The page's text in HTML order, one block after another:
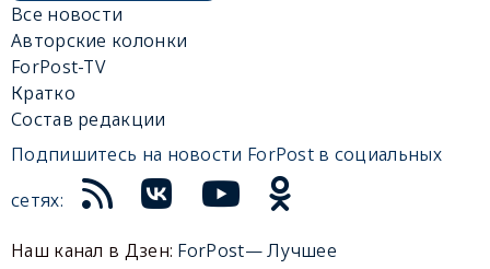
Все новости
Авторские колонки
ForPost-TV
Кратко
Состав редакции
Подпишитесь на новости ForPost в социальных
сетях:
Наш канал в Дзен: ForPost— Лучшее